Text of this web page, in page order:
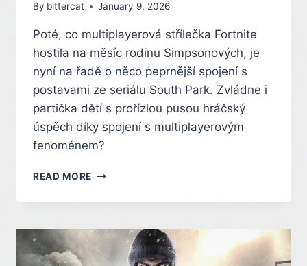
By bittercat January 9, 2026
Poté, co multiplayerová střílečka Fortnite
hostila na měsíc rodinu Simpsonových, je
nyní na řadě o něco peprnější spojení s
postavami ze seriálu South Park. Zvládne i
partička dětí s prořízlou pusou hráčský
úspěch díky spojení s multiplayerovým
fenoménem?
READ MORE POSTAVIČKY
SOUTH
NÁSLEDUJÍ
SIMPSONOVI,
VPADLY